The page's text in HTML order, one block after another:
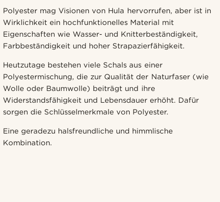
Polyester mag Visionen von Hula hervorrufen, aber ist in
Wirklichkeit ein hochfunktionelles Material mit
Eigenschaften wie Wasser- und Knitterbeständigkeit,
Farbbeständigkeit und hoher Strapazierfähigkeit.
Heutzutage bestehen viele Schals aus einer
Polyestermischung, die zur Qualität der Naturfaser (wie
Wolle oder Baumwolle) beiträgt und ihre
Widerstandsfähigkeit und Lebensdauer erhöht. Dafür
sorgen die Schlüsselmerkmale von Polyester.
Eine geradezu halsfreundliche und himmlische
Kombination.